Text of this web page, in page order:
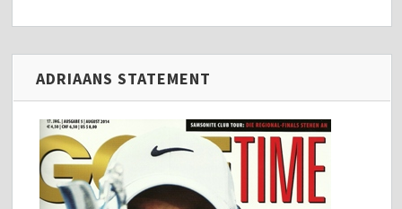
ADRIAANS STATEMENT